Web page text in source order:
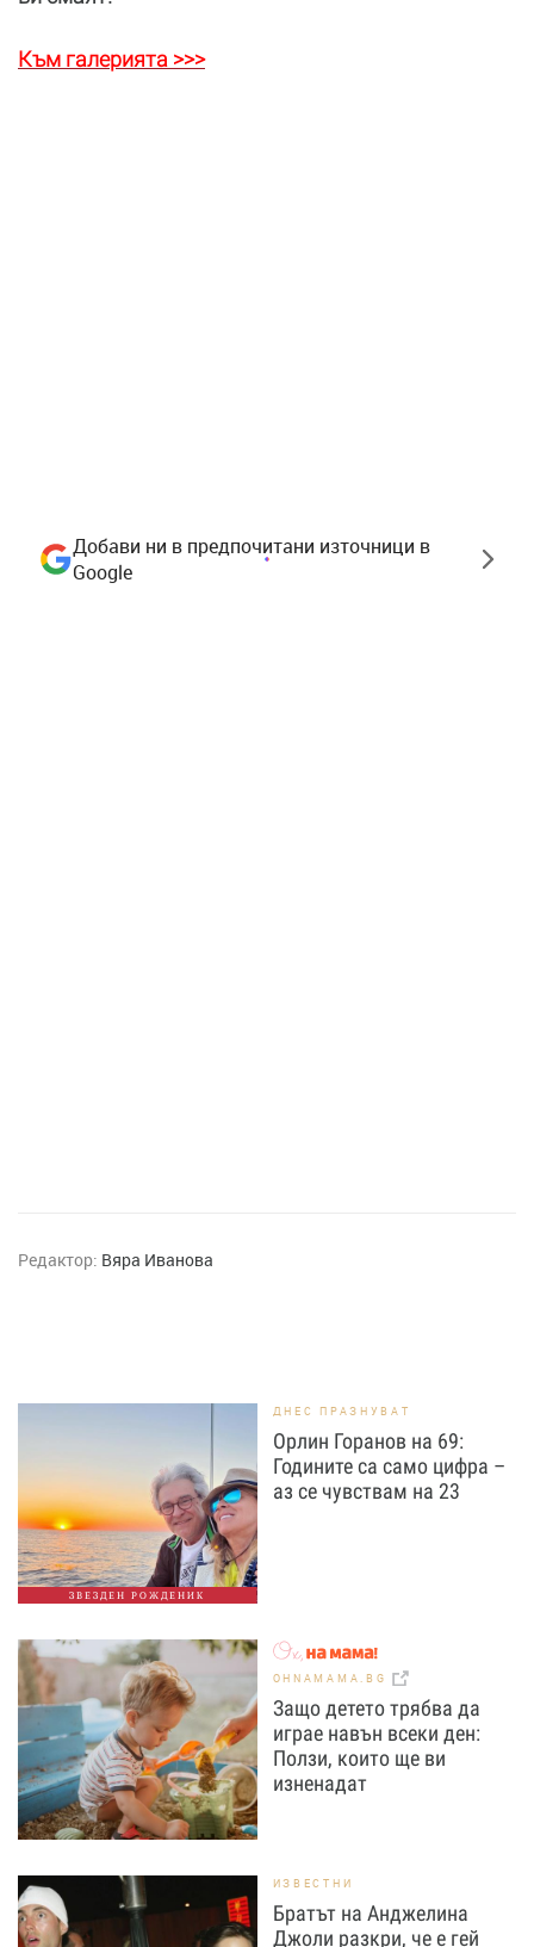
Към галерията >>>
Добави ни в предпочитани източници в
Google
Редактор: Вяра Иванова
ЗВЕЗДЕН РОЖДЕНИК
ДНЕС ПРАЗНУВАТ
Орлин Горанов на 69:
Годините са само цифра –
аз се чувствам на 23
OHNAMAMA.BG
Защо детето трябва да
играе навън всеки ден:
Ползи, които ще ви
изненадат
ИЗВЕСТНИ
Братът на Анджелина
Джоли разкри, че е гей